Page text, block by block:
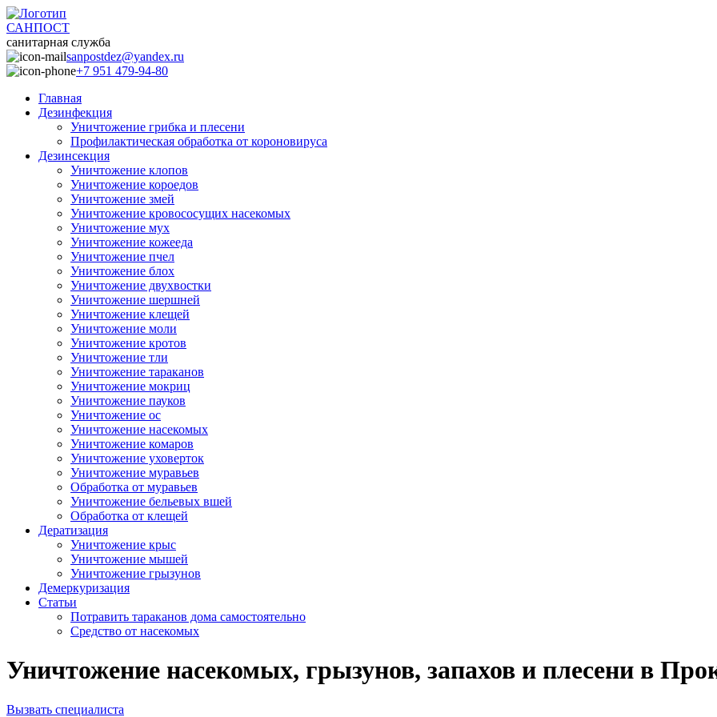
САНПОСТ
санитарная служба
sanpostdez@yandex.ru
+7 951 479-94-80
Главная
Дезинфекция
Уничтожение грибка и плесени
Профилактическая обработка от короновируса
Дезинсекция
Уничтожение клопов
Уничтожение короедов
Уничтожение змей
Уничтожение кровососущих насекомых
Уничтожение мух
Уничтожение кожееда
Уничтожение пчел
Уничтожение блох
Уничтожение двухвостки
Уничтожение шершней
Уничтожение клещей
Уничтожение моли
Уничтожение кротов
Уничтожение тли
Уничтожение тараканов
Уничтожение мокриц
Уничтожение пауков
Уничтожение ос
Уничтожение насекомых
Уничтожение комаров
Уничтожение уховерток
Уничтожение муравьев
Обработка от муравьев
Уничтожение бельевых вшей
Обработка от клещей
Дератизация
Уничтожение крыс
Уничтожение мышей
Уничтожение грызунов
Демеркуризация
Статьи
Потравить тараканов дома самостоятельно
Средство от насекомых
Уничтожение насекомых, грызунов, запахов и плесени в
Вызвать специалиста